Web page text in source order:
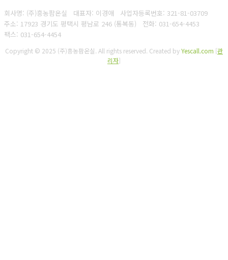
회사명: (주)흥농팜온실 대표자: 이경애 사업자등록번호: 321-81-03709
주소: 17923 경기도 평택시 평남로 246 (통복동) 전화: 031-654-4453
팩스: 031-654-4454
Copyright © 2025 (주)흥농팜온실. All rights reserved. Created byYescall.com [관
리자]